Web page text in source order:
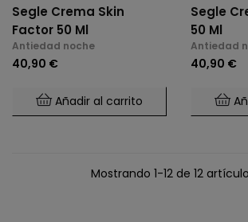
Segle Crema Skin
Factor 50 Ml
Antiedad noche
40,90 €
Añadir al carrito
Segle
50 Ml
Antiedad
40,90 €
Mostrando 1-12 de 12